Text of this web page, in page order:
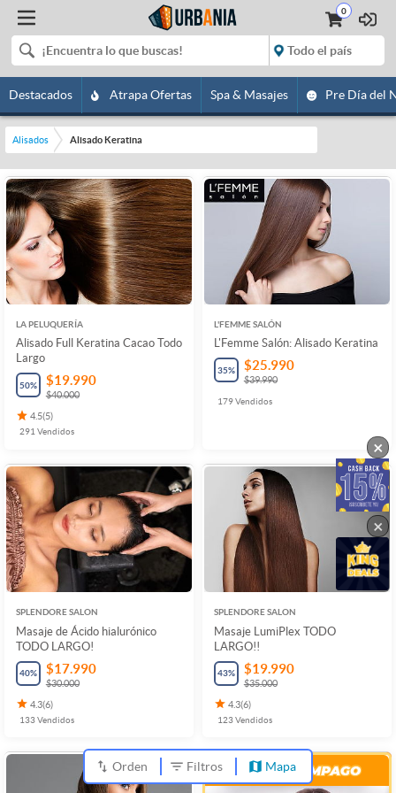
0
Destacados Atrapa Ofertas Spa & Masajes Pre Día del
Alisados Alisado Keratina
LA PELUQUERÍA
Alisado Full Keratina Cacao Todo
Largo
50% $19.990
$40.000
4.5(5)
291 Vendidos
L'FEMME SALÓN
L'Femme Salón: Alisado Keratina
35% $25.990
$39.990
179Vendidos
SPLENDORE SALON
Masaje de Ácido hialurónico
TODO LARGO!
40% $17.990
$30.000
4.3(6)
133Vendidos
SPLENDORE SALON
Masaje LumiPlex TODO
LARGO!!
43% $19.990
$35.000
4.3(6)
123Vendidos
Orden Filtros Mapa
×
×